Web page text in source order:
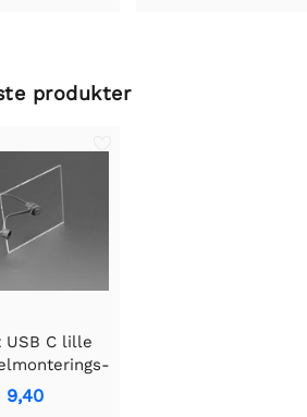
produkter
USB C lille
9,40